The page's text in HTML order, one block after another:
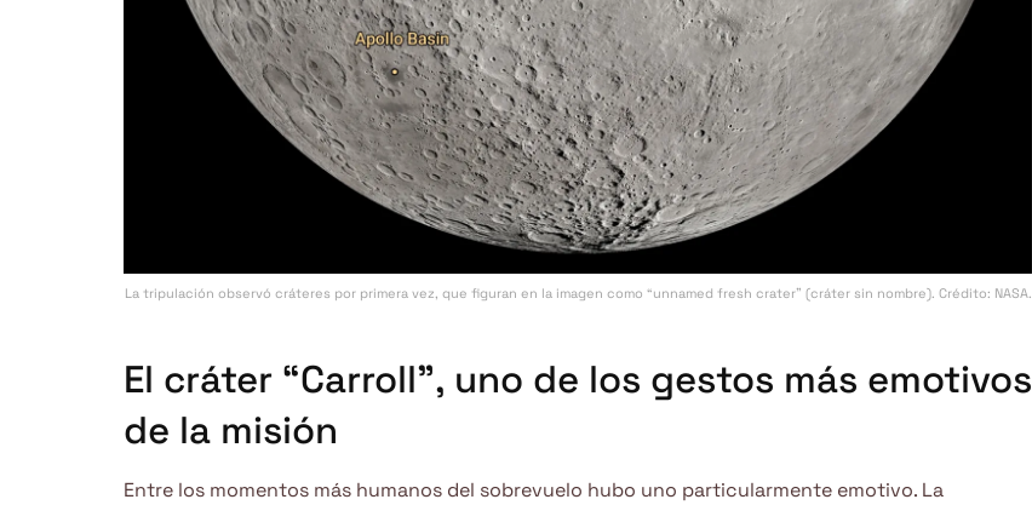
La tripulación observó cráteres por primera vez, que figuran en la imagen como “unnamed fresh crater” (cráter sin nombre). Crédito: NASA.
El cráter “Carroll”, uno de los gestos más emotivos
de la misión
Entre los momentos más humanos del sobrevuelo hubo uno particularmente emotivo. La